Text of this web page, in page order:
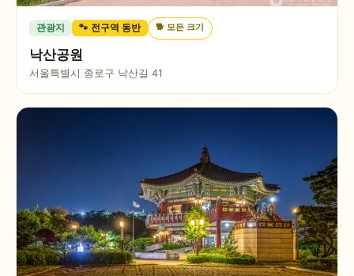
관광지 🐾 전구역 동반 🐕모든 크기
낙산공원
서울특별시 종로구 낙산길 41